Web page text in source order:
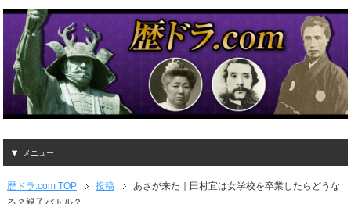
メニュー
歴ドラ.com TOP 投稿
あさが来た｜田村宜は女学校を卒業したらどうな